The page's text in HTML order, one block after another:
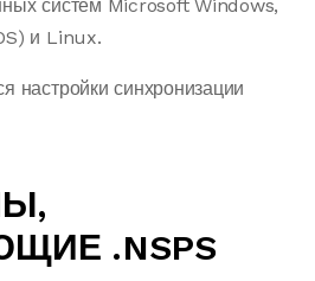
систем Microsoft Windows,
и Linux.
настройки синхронизации
.NSPS